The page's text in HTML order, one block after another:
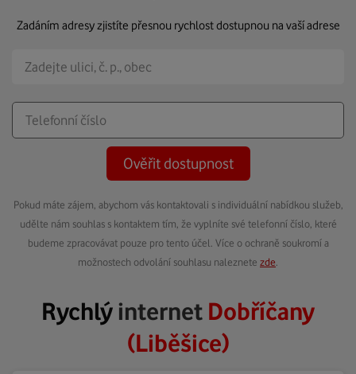
Zadáním adresy zjistíte přesnou rychlost dostupnou na vaší adrese
Ověřit dostupnost
Pokud máte zájem, abychom vás kontaktovali s individuální nabídkou služeb,
udělte nám souhlas s kontaktem tím, že vyplníte své telefonní číslo, které
budeme zpracovávat pouze pro tento účel. Více o ochraně soukromí a
možnostech odvolání souhlasu naleznete zde
Rychlýinternet Dobříčany
(Liběšice)